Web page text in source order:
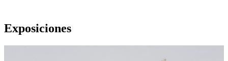
Exposiciones